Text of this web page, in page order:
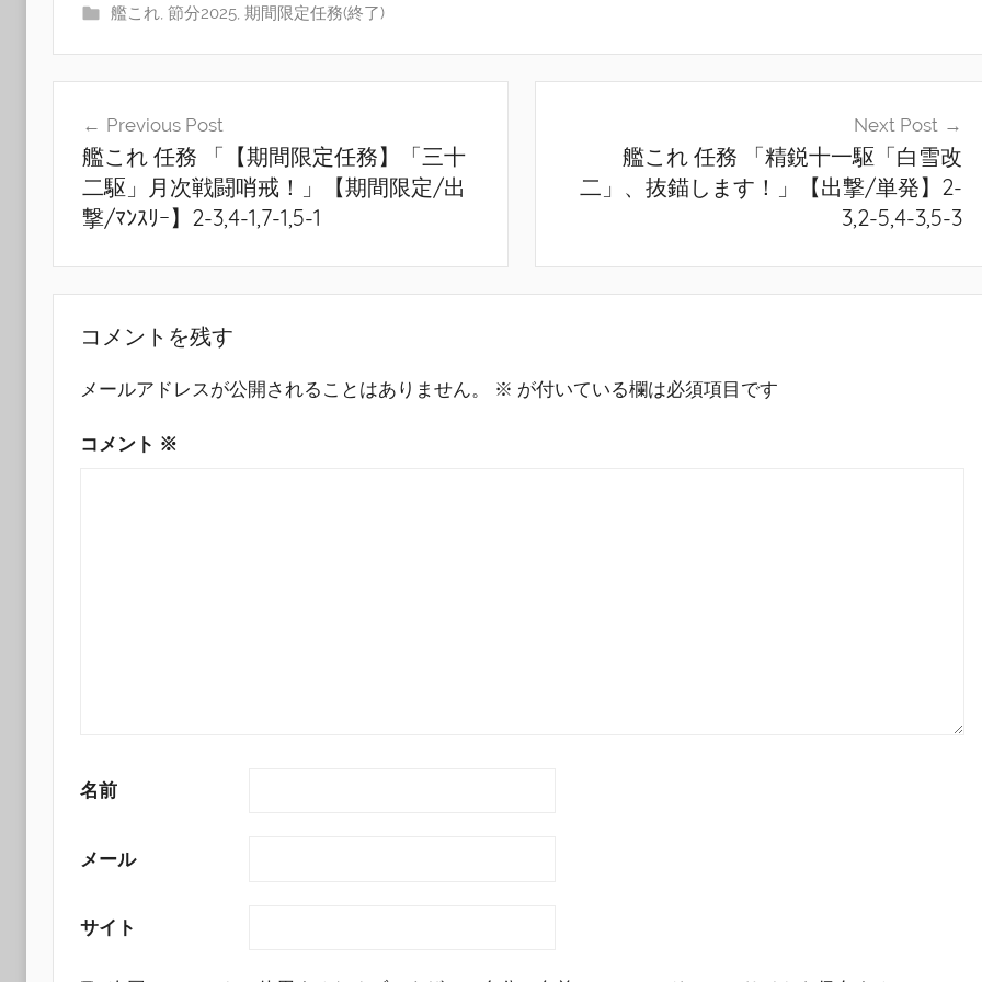
艦これ, 節分2025, 期間限定任務(終了)
ー
Previous Post
艦これ 任務 「【期間限定任務】「三十
二駆」月次戦闘哨戒！」【期間限定/出
撃/ﾏﾝｽﾘｰ】2-3,4-1,7-1,5-1
Next Post
艦これ 任務 「精鋭十一駆「白雪改
二」、抜錨します！」【出撃/単発】2-
3,2-5,4-3,5-3
コメントを残す
メールアドレスが公開されることはありません。 ※ が付いている欄は必須項目です
コメント ※
名前
メール
サイト